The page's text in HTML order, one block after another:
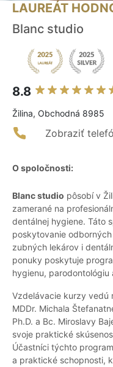
LAUREÁT
Blanc studio
8.8
Žilina, Obchodná 8985
Zobraziť
O spoločnosti:
Blanc studio pôsobí v
zamerané na
dentálnej hygiene. Táto
poskytovanie
zubných lekárov i
ponuky poskytuje
hygienu, parodontológiu
Vzdelávacie kurzy vedú
MDDr. Michala
Ph.D. a Bc. Miroslavy
svoje praktické
Účastníci týchto
a praktické schopnosti,